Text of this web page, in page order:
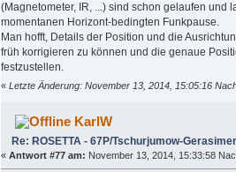
(Magnetometer, IR, ...) sind schon gelaufen und
momentanen Horizont-bedingten Funkpause.
Man hofft, Details der Position und die
früh korrigieren zu können und die genaue
festzustellen.
« Letzte Änderung: November 13, 2014, 15:05:16
KarlW
Re: ROSETTA - 67P/Tschurjumow-
« Antwort #77 am: November 13, 2014, 15:33:58